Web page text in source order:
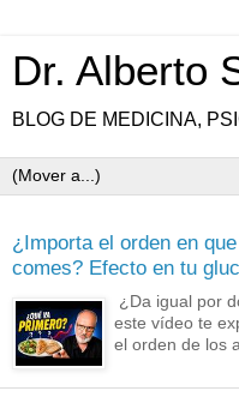
Dr. Alberto
BLOG DE MEDICINA,
¿Importa el orden en que
comes? Efecto en tu
¿Da igual por
este vídeo te
el orden de los